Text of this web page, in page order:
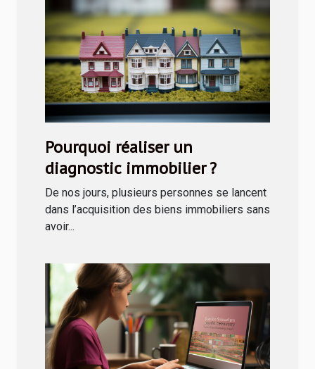
Pourquoi réaliser un
diagnostic immobilier ?
De nos jours, plusieurs personnes se lancent
dans l’acquisition des biens immobiliers sans
avoir...